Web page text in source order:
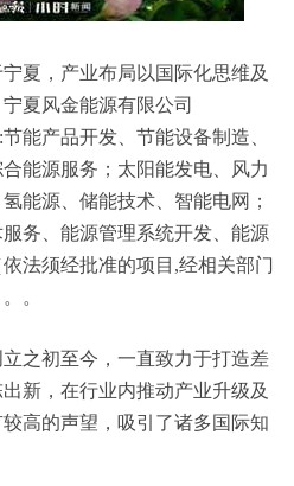
夏，产业布局以国际化思维及
夏风金能源有限公司
能产品开发、节能设备制造、
能源服务；太阳能发电、风力
能源、储能技术、智能电网；
务、能源管理系统开发、能源
法须经批准的项目,经相关部门
。
之初至今，一直致力于打造差
新，在行业内推动产业升级及
高的声望，吸引了诸多国际知